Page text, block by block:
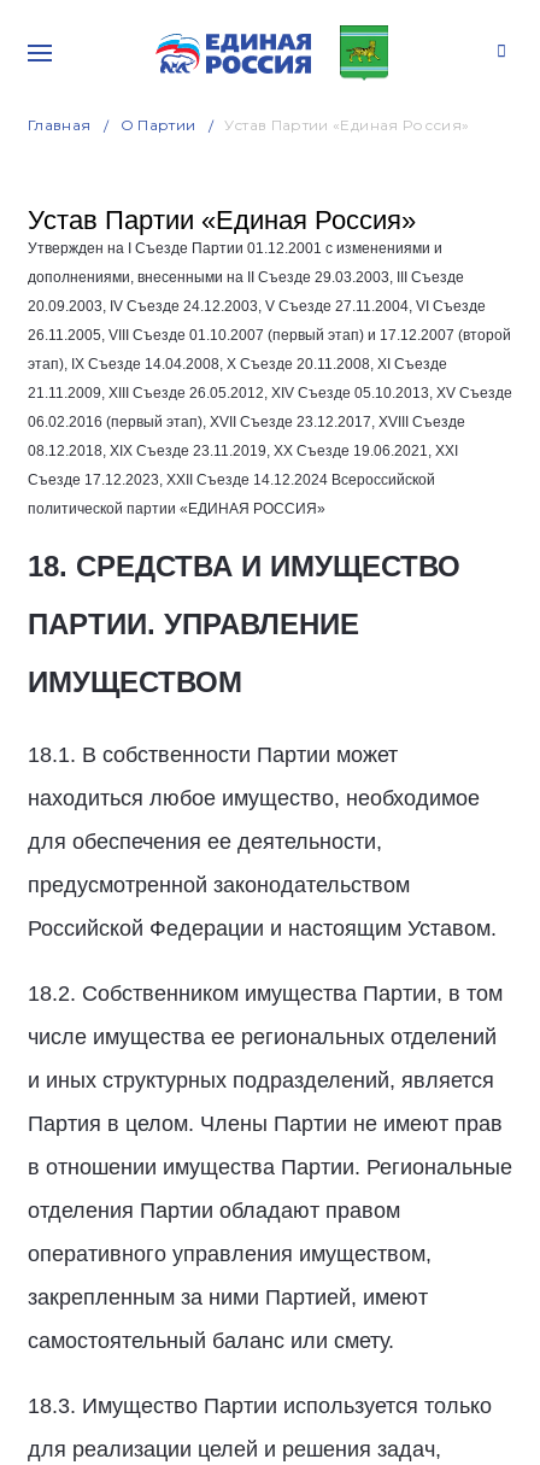
Главная О Партии Устав Партии «Единая Россия»
Устав Партии «Единая Россия»
Утвержден на I Съезде Партии 01.12.2001 с изменениями и
дополнениями, внесенными на II Съезде 29.03.2003, III Съезде
20.09.2003, IV Съезде 24.12.2003, V Съезде 27.11.2004, VI Съезде
26.11.2005, VIII Съезде 01.10.2007 (первый этап) и 17.12.2007 (второй
этап), IX Съезде 14.04.2008, Х Съезде 20.11.2008, ХI Съезде
21.11.2009, ХIII Съезде 26.05.2012, ХIV Съезде 05.10.2013, ХV Съезде
06.02.2016 (первый этап), XVII Съезде 23.12.2017, XVIII Съезде
08.12.2018, XIX Съезде 23.11.2019, XX Съезде 19.06.2021, XXI
Съезде 17.12.2023, XXII Съезде 14.12.2024 Всероссийской
политической партии «ЕДИНАЯ РОССИЯ»
18. СРЕДСТВА И ИМУЩЕСТВО
ПАРТИИ. УПРАВЛЕНИЕ
ИМУЩЕСТВОМ
18.1. В собственности Партии может
находиться любое имущество, необходимое
для обеспечения ее деятельности,
предусмотренной законодательством
Российской Федерации и настоящим Уставом.
18.2. Собственником имущества Партии, в том
числе имущества ее региональных отделений
и иных структурных подразделений, является
Партия в целом. Члены Партии не имеют прав
в отношении имущества Партии. Региональные
отделения Партии обладают правом
оперативного управления имуществом,
закрепленным за ними Партией, имеют
самостоятельный баланс или смету.
18.3. Имущество Партии используется только
для реализации целей и решения задач,